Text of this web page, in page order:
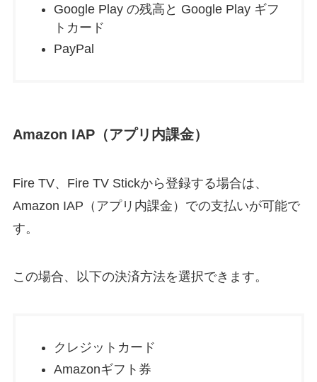
Google Play の残高と Google Play ギフ
トカード
PayPal
Amazon IAP（アプリ内課金）
Fire TV、Fire TV Stickから登録する場合は、
Amazon IAP（アプリ内課金）での支払いが可能で
す。
この場合、以下の決済方法を選択できます。
クレジットカード
Amazonギフト券